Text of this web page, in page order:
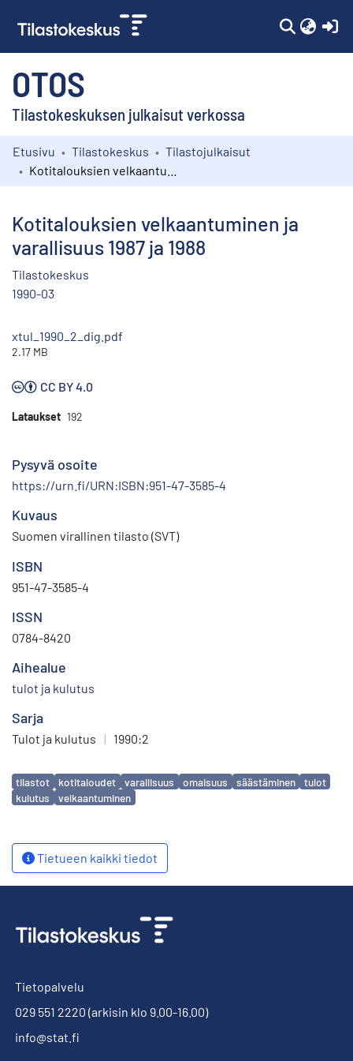
OTOS
Tilastokeskuksen julkaisut verkossa
Kokoelmat
Etusivu Tilastokeskus
Tilastojulkaisut
Kotitalouksien velkaantuminen ja
varallisuus 1987 ja 1988
Tilastokeskus
1990-03
xtul_1990_2_dig.pdf
2.17 MB
CC BY 4.0
Lataukset 192
Pysyvä osoite
https://urn.fi/URN:ISBN:951-47-3585-4
Kuvaus
Suomen virallinen tilasto (SVT)
ISBN
951-47-3585-4
ISSN
0784-8420
Aihealue
tulot ja kulutus
Sarja
Tulot ja kulutus | 1990:2
Avainsanat
tilastot kotitaloudet varallisuus omaisuus säästäminen
tulot
kulutus
velkaantuminen
Tietueen kaikki tiedot
Tietopalvelu
029 551 2220 (arkisin klo 9.00-16.00)
info@stat.fi